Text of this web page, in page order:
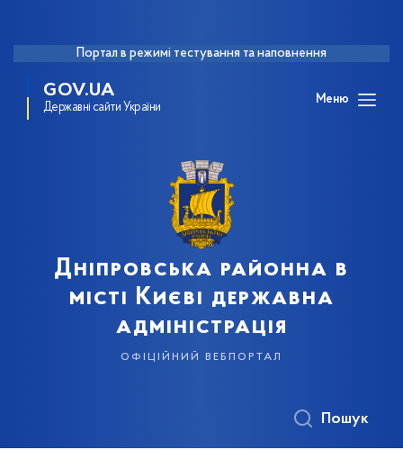
Портал в режимі тестування та наповнення
GOV.UA
Державні сайти України
Меню
Дніпровська районна в
місті Києві державна
адміністрація
офіційний вебпортал
Пошук